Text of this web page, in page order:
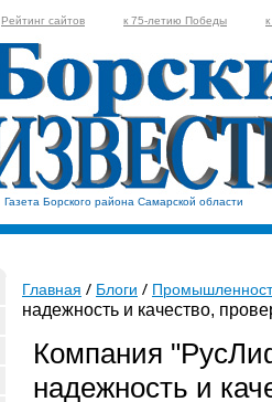
Рейтинг сайтов к 75-летию Победы
Газета Борского района Самарской области
Главная Блоги
надежность и качество,
Компания
надежность и